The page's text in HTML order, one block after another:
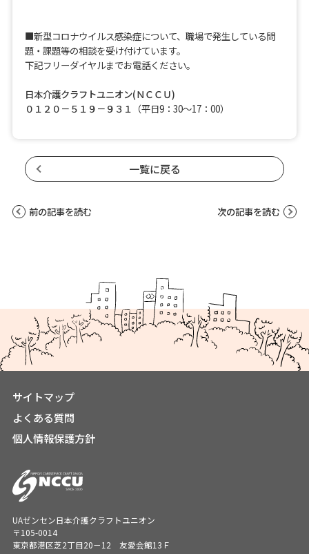
■新型コロナウイルス感染症について、職場で発生している問
題・課題等の相談を受け付けています。
下記フリーダイヤルまでお電話ください。
日本介護クラフトユニオン(ＮＣＣＵ)
０１２０－５１９－９３１ （平日9：30～17：00）
一覧に戻る
前の記事を読む 次の記事を読む
サイトマップ
よくある質問
個人情報保護方針
UAゼンセン日本介護クラフトユニオン
〒105-0014
東京都港区芝2丁目20－12 友愛会館13Ｆ